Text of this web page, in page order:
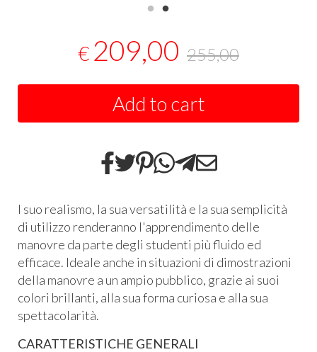
€ 209,00 255,00
Add to cart
l suo realismo, la sua versatilità e la sua semplicità
di utilizzo renderanno l'apprendimento delle
manovre da parte degli studenti più fluido ed
efficace. Ideale anche in situazioni di dimostrazioni
della manovre a un ampio pubblico, grazie ai suoi
colori brillanti, alla sua forma curiosa e alla sua
spettacolarità.
CARATTERISTICHE GENERALI